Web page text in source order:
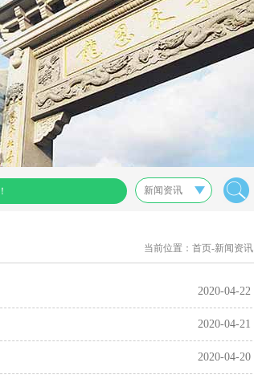
当前位置： 首页-新闻资讯
2020-04-22
2020-04-21
2020-04-20